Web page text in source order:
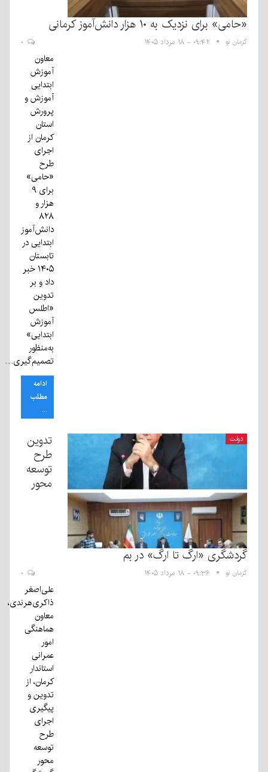
«حامی» برای نزدیک به ۱۰ هزار دانش‌آموز کرمانی
کرمان نو ۰۹:۴۲ - ۱۸ مرداد ۱۴۰۵
معاون
آموزش
ابتدایی
آموزش و
پرورش
استان
کرمان از
اجرای
طرح
«حامی»
برای ۹
هزار و
۸۲۸
دانش‌آموز
ابتدایی در
تابستان
۱۴۰۵ خبر
داد و بر
تدوین
«اطلس
آموزش
ابتدایی»
به‌منظور
تصمیم‌گیری…
ادامه
مطلب
...
دولت
تدوین
طرح
توسعه
محور
گردشگری «ارگ تا ارگ» در بم
کرمان نو ۰۹:۳۶ - ۱۸ مرداد ۱۴۰۵
علی‌اصغر
ذاکری‌هرندی،
معاون
هماهنگی
امور
عمرانی
استاندار
کرمان، از
تدوین و
پیگیری
اجرای
طرح
توسعه
محور